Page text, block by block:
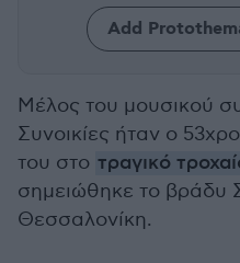
Add
Μέλος του μουσικού
Συνοικίες ήταν ο
του στο τραγικό
σημειώθηκε το βράδυ
Θεσσαλονίκη.